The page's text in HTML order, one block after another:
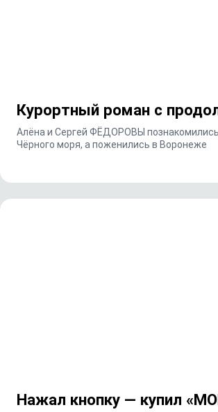
Курортный роман с
Алёна и Сергей ФЁДОРОВЫ
Чёрного моря, а поженились в Воронеже
Нажал кнопку — купил